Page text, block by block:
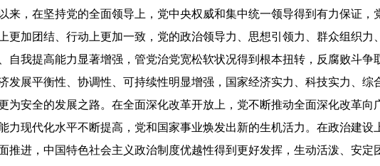
来，在坚持党的全面领导上，党中央权威和集中统一领导得到有力保证，
更加团结、行动上更加一致，党的政治领导力、思想引领力、群众组织
自我提高能力显著增强，管党治党宽松软状况得到根本扭转，反腐败斗
发展平衡性、协调性、可持续性明显增强，国家经济实力、科技实力、
为安全的发展之路。在全面深化改革开放上，党不断推动全面深化改革
力现代化水平不断提高，党和国家事业焕发出新的生机活力。在政治建
推进，中国特色社会主义政治制度优越性得到更好发挥，生动活泼、安定